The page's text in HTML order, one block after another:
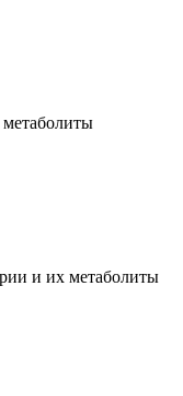
и их метаболиты